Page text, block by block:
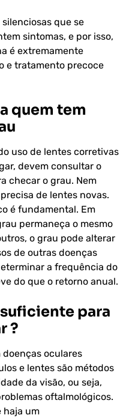
que se
sintomas, e por isso,
é extremamente
e tratamento precoce
quem tem
uso de lentes corretivas
devem consultar o
checar o grau. Nem
de lentes novas.
é fundamental. Em
permaneça o mesmo
o grau pode alterar
de outras doenças
a frequência do
do que o retorno anual.
para
?
oculares
e lentes são métodos
da visão, ou seja,
oftalmológicos.
haja um